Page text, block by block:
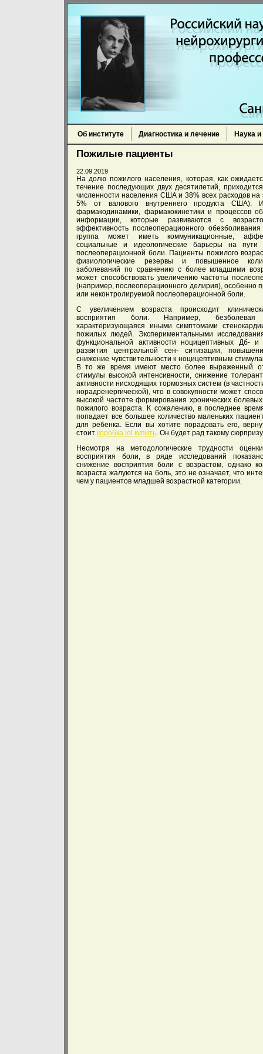
Об институте Диагностика и лечение Наука
Пожилые пациенты
22.09.2019
На долю пожилого населения, которая, как
течение последующих двух десятилетий,
численности населения США и 38% всех расходов на
5% от валового внутреннего продукта США).
фармакодинамики, фармакокинетики и процессов
информации, которые развиваются с
эффективность послеоперационного
группа может иметь коммуникационные,
социальные и идеологические барьеры на пути
послеоперационной боли. Пациенты пожилого
физиологические резервы и повышенное
заболеваний по сравнению с более младшими
может способствовать увеличению частоты
(например, послеоперационного делирия), особенно
или неконтролируемой послеоперационной боли.
С увеличением возраста происходит
восприятия боли. Например,
характеризующаяся иными симптомами
пожилых людей. Экспериментальными
функциональной активности ноцицептивных Дб-
развития центральной сен- ситизации,
снижение чувствительности к ноцицептивным
В то же время имеют место более выраженный
стимулы высокой интенсивности, снижение
активности нисходящих тормозных систем (в
норадренергической), что в совокупности может
высокой частоте формирования хронических
пожилого возраста. К сожалению, в последнее
попадает все большее количество маленьких
для ребенка. Если вы хотите порадовать его,
стоит коробка lol купить . Он будет рад такому
Несмотря на методологические трудности
восприятия боли, в ряде исследований
снижение восприятия боли с возрастом, однако
возраста жалуются на боль, это не означает, что
чем у пациентов младшей возрастной категории.